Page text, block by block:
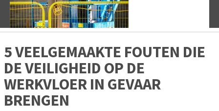
5 VEELGEMAAKTE FOUTEN DIE
DE VEILIGHEID OP DE
WERKVLOER IN GEVAAR
BRENGEN